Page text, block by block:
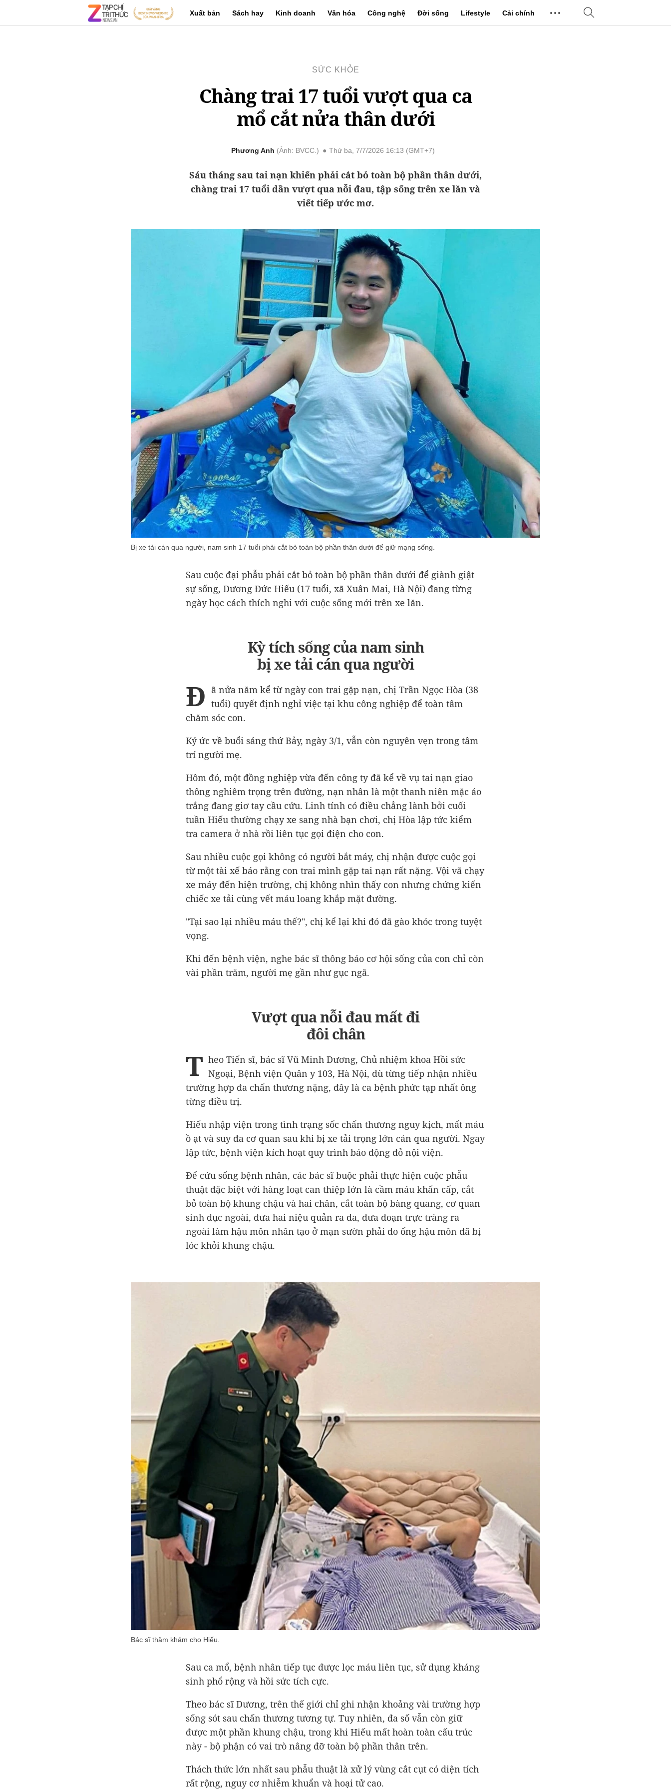
Xuất bản Sách hay Kinh doanh Văn hóa Công nghệ Đời sống Lifestyle Cải chính
SỨC KHỎE
Chàng trai 17 tuổi vượt qua ca
mổ cắt nửa thân dưới
Phương Anh Ảnh: BVCC. Thứ ba, 7/7/2026 16:13 (GMT+7)
Sáu tháng sau tai nạn khiến phải cắt bỏ toàn bộ phần thân dưới,
chàng trai 17 tuổi dần vượt qua nỗi đau, tập sống trên xe lăn và
viết tiếp ước mơ.
Bị xe tải cán qua người, nam sinh 17 tuổi phải cắt bỏ toàn bộ phần thân dưới để giữ mạng sống.
Sau cuộc đại phẫu phải cắt bỏ toàn bộ phần thân dưới để giành giật
sự sống, Dương Đức Hiếu (17 tuổi, xã Xuân Mai, Hà Nội) đang từng
ngày học cách thích nghi với cuộc sống mới trên xe lăn.
Kỳ tích sống của nam sinh
bị xe tải cán qua người
Đ ã nửa năm kể từ ngày con trai gặp nạn, chị Trần Ngọc Hòa (38
tuổi) quyết định nghỉ việc tại khu công nghiệp để toàn tâm
chăm sóc con.
Ký ức về buổi sáng thứ Bảy, ngày 3/1, vẫn còn nguyên vẹn trong tâm
trí người mẹ.
Hôm đó, một đồng nghiệp vừa đến công ty đã kể về vụ tai nạn giao
thông nghiêm trọng trên đường, nạn nhân là một thanh niên mặc áo
trắng đang giơ tay cầu cứu. Linh tính có điều chẳng lành bởi cuối
tuần Hiếu thường chạy xe sang nhà bạn chơi, chị Hòa lập tức kiểm
tra camera ở nhà rồi liên tục gọi điện cho con.
Sau nhiều cuộc gọi không có người bắt máy, chị nhận được cuộc gọi
từ một tài xế báo rằng con trai mình gặp tai nạn rất nặng. Vội vã chạy
xe máy đến hiện trường, chị không nhìn thấy con nhưng chứng kiến
chiếc xe tải cùng vết máu loang khắp mặt đường.
"Tại sao lại nhiều máu thế?", chị kể lại khi đó đã gào khóc trong tuyệt
vọng.
Khi đến bệnh viện, nghe bác sĩ thông báo cơ hội sống của con chỉ còn
vài phần trăm, người mẹ gần như gục ngã.
Vượt qua nỗi đau mất đi
đôi chân
T heo Tiến sĩ, bác sĩ Vũ Minh Dương, Chủ nhiệm khoa Hồi sức
Ngoại, Bệnh viện Quân y 103, Hà Nội, dù từng tiếp nhận nhiều
trường hợp đa chấn thương nặng, đây là ca bệnh phức tạp nhất ông
từng điều trị.
Hiếu nhập viện trong tình trạng sốc chấn thương nguy kịch, mất máu
ồ ạt và suy đa cơ quan sau khi bị xe tải trọng lớn cán qua người. Ngay
lập tức, bệnh viện kích hoạt quy trình báo động đỏ nội viện.
Để cứu sống bệnh nhân, các bác sĩ buộc phải thực hiện cuộc phẫu
thuật đặc biệt với hàng loạt can thiệp lớn là cầm máu khẩn cấp, cắt
bỏ toàn bộ khung chậu và hai chân, cắt toàn bộ bàng quang, cơ quan
sinh dục ngoài, đưa hai niệu quản ra da, đưa đoạn trực tràng ra
ngoài làm hậu môn nhân tạo ở mạn sườn phải do ống hậu môn đã bị
lóc khỏi khung chậu.
Bác sĩ thăm khám cho Hiếu.
Sau ca mổ, bệnh nhân tiếp tục được lọc máu liên tục, sử dụng kháng
sinh phổ rộng và hồi sức tích cực.
Theo bác sĩ Dương, trên thế giới chỉ ghi nhận khoảng vài trường hợp
sống sót sau chấn thương tương tự. Tuy nhiên, đa số vẫn còn giữ
được một phần khung chậu, trong khi Hiếu mất hoàn toàn cấu trúc
này - bộ phận có vai trò nâng đỡ toàn bộ phần thân trên.
Thách thức lớn nhất sau phẫu thuật là xử lý vùng cắt cụt có diện tích
rất rộng, nguy cơ nhiễm khuẩn và hoại tử cao.